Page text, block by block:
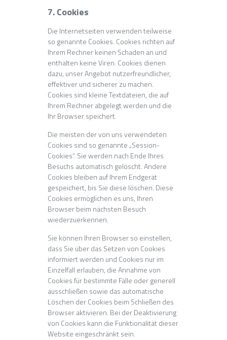
7. Cookies
Die Internetseiten verwenden teilweise
so genannte Cookies. Cookies richten auf
Ihrem Rechner keinen Schaden an und
enthalten keine Viren. Cookies dienen
dazu, unser Angebot nutzerfreundlicher,
effektiver und sicherer zu machen.
Cookies sind kleine Textdateien, die auf
Ihrem Rechner abgelegt werden und die
Ihr Browser speichert.
Die meisten der von uns verwendeten
Cookies sind so genannte „Session-
Cookies“. Sie werden nach Ende Ihres
Besuchs automatisch gelöscht. Andere
Cookies bleiben auf Ihrem Endgerät
gespeichert, bis Sie diese löschen. Diese
Cookies ermöglichen es uns, Ihren
Browser beim nächsten Besuch
wiederzuerkennen.
Sie können Ihren Browser so einstellen,
dass Sie über das Setzen von Cookies
informiert werden und Cookies nur im
Einzelfall erlauben, die Annahme von
Cookies für bestimmte Fälle oder generell
ausschließen sowie das automatische
Löschen der Cookies beim Schließen des
Browser aktivieren. Bei der Deaktivierung
von Cookies kann die Funktionalität dieser
Website eingeschränkt sein.